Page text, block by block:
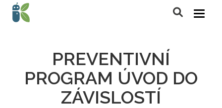
PREVENTIVNÍ
PROGRAM ÚVOD DO
ZÁVISLOSTÍ